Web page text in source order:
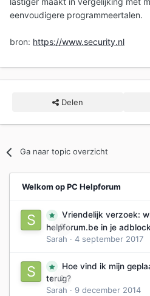
eenvoudigere programmeertalen.
bron: https://www.security.nl
Delen
Ga naar topic overzicht
Welkom op PC Helpforum
0
Vriendelijk verzoek:
helpforum.be in je
Sarah · 4 september 2017
0
Hoe vind ik mijn
terug?
Sarah · 9 december 2014